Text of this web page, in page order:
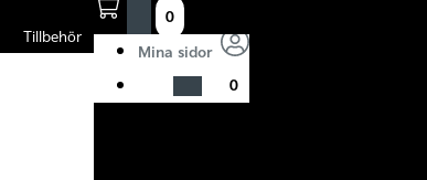
Tillbehör
0
Mina sidor
0